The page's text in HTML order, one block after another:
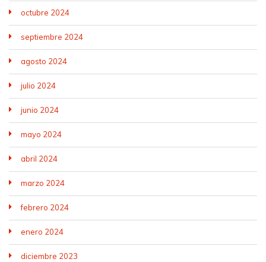
octubre 2024
septiembre 2024
agosto 2024
julio 2024
junio 2024
mayo 2024
abril 2024
marzo 2024
febrero 2024
enero 2024
diciembre 2023